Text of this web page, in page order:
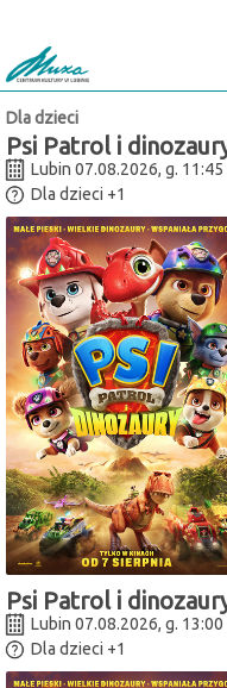
PLN
14 47
Dla dzieci
Psi Patrol i
Lubin 07.08.2026, g. 11:45
Dla dzieci +1
Psi Patrol i
Lubin 07.08.2026, g. 13:00
Dla dzieci +1